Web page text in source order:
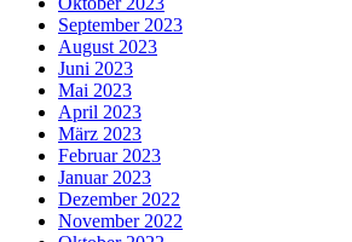
September 2023
August 2023
Juni 2023
Mai 2023
April 2023
März 2023
Februar 2023
Januar 2023
Dezember 2022
November 2022